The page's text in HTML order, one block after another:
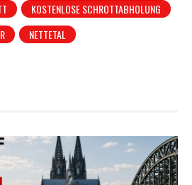
KOSTENLOSE SCHROTTABHOLUNG
NETTETAL